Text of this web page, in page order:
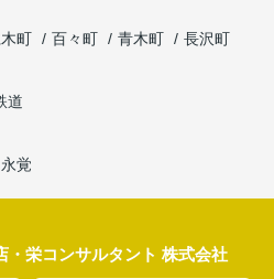
町 百々町 青木町
長沢町
道
永覚
・栄コンサルタント 株式会社